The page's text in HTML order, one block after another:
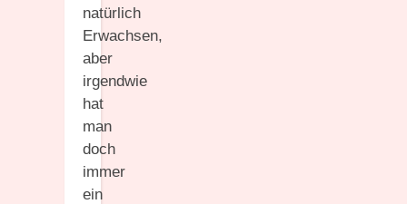
natürlich
Erwachsen,
aber
irgendwie
hat
man
doch
immer
ein